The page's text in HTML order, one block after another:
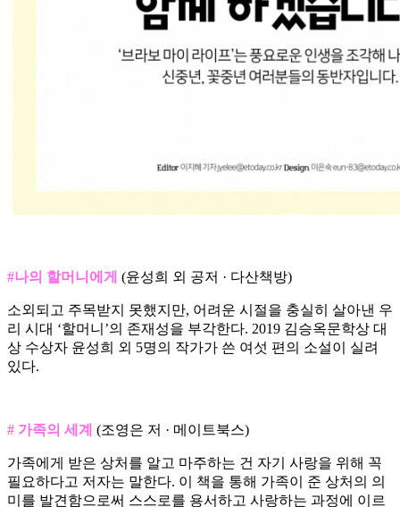
#나의 할머니에게 (윤성희 외 공저 · 다산책방)
소외되고 주목받지 못했지만, 어려운 시절을 충실히 살아낸 우
리 시대 ‘할머니’의 존재성을 부각한다. 2019 김승옥문학상 대
상 수상자 윤성희 외 5명의 작가가 쓴 여섯 편의 소설이 실려
있다.
# 가족의 세계 (조영은 저 · 메이트북스)
가족에게 받은 상처를 알고 마주하는 건 자기 사랑을 위해 꼭
필요하다고 저자는 말한다. 이 책을 통해 가족이 준 상처의 의
미를 발견함으로써 스스로를 용서하고 사랑하는 과정에 이르